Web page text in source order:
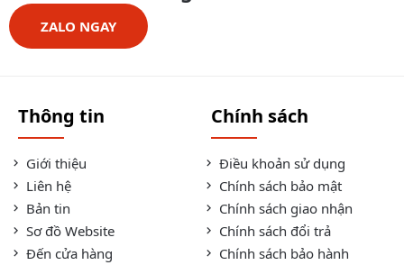
ZALO NGAY
Thông tin
Giới thiệu
Liên hệ
Bản tin
Sơ đồ Website
Đến cửa hàng
Chính sách
Điều khoản sử dụng
Chính sách bảo mật
Chính sách giao nhận
Chính sách đổi trả
Chính sách bảo hành